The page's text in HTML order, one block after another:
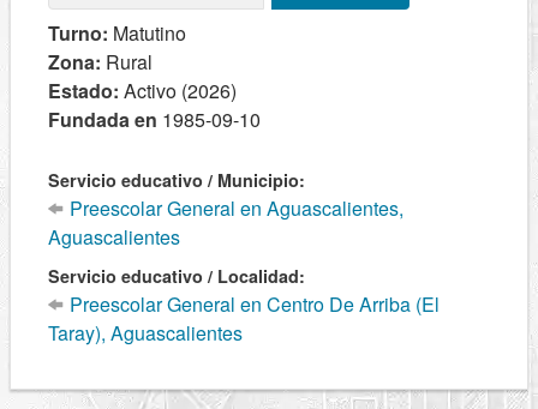
Turno: Matutino
Zona: Rural
Estado: Activo (2026)
Fundada en 1985-09-10
Servicio educativo / Municipio:
Preescolar General en Aguascalientes,
Aguascalientes
Servicio educativo / Localidad:
Preescolar General en Centro De Arriba (El
Taray), Aguascalientes